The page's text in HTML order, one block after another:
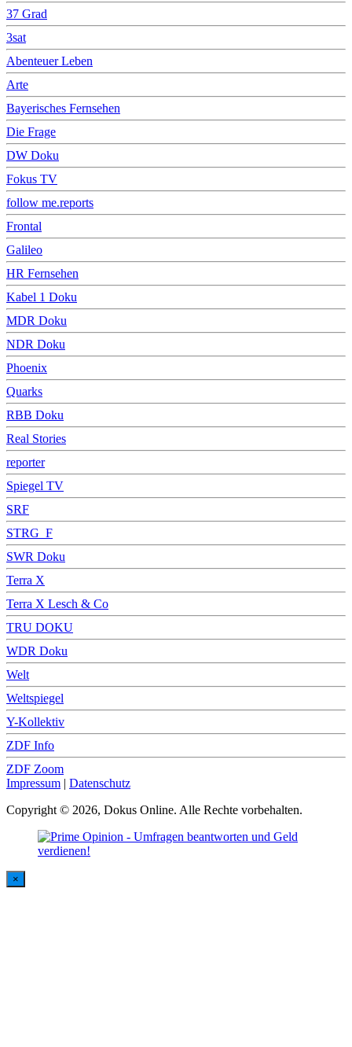
37 Grad
3sat
Abenteuer Leben
Arte
Bayerisches Fernsehen
Die Frage
DW Doku
Fokus TV
follow me.reports
Frontal
Galileo
HR Fernsehen
Kabel 1 Doku
MDR Doku
NDR Doku
Phoenix
Quarks
RBB Doku
Real Stories
reporter
Spiegel TV
SRF
STRG_F
SWR Doku
Terra X
Terra X Lesch & Co
TRU DOKU
WDR Doku
Welt
Weltspiegel
Y-Kollektiv
ZDF Info
ZDF Zoom
Impressum | Datenschutz
Copyright © 2026, Dokus Online. Alle Rechte vorbehalten.
×